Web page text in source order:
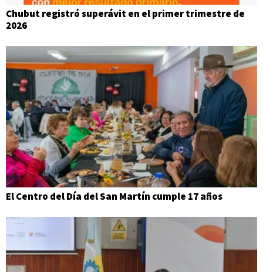
Chubut registró superávit en el primer trimestre de
2026
El Centro del Día del San Martín cumple 17 años